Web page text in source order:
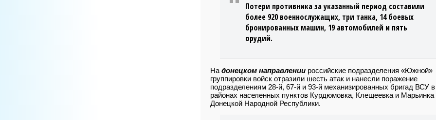
Потери противника за указанный период составили
более 920 военнослужащих, три танка, 14 боевых
бронированных машин, 19 автомобилей и пять
орудий.
На донецком направлении российские подразделения «Южной»
группировки войск отразили шесть атак и нанесли поражение
подразделениям 28-й, 67-й и 93-й механизированных бригад ВСУ в
районах населенных пунктов Курдюмовка, Клещеевка и Марьинка
Донецкой Народной Республики.